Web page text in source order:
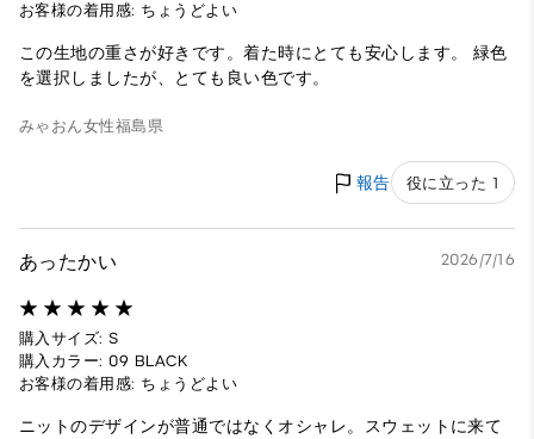
お客様の着用感: ちょうどよい
この生地の重さが好きです。着た時にとても安心します。 緑色
を選択しましたが、とても良い色です。
みゃおん女性福島県
報告 役に立った 1
あったかい 2026/7/16
購入サイズ: S
購入カラー: 09 BLACK
お客様の着用感: ちょうどよい
ニットのデザインが普通ではなくオシャレ。スウェットに来て